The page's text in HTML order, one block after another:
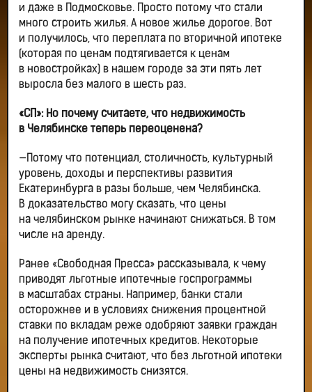
и даже в Подмосковье. Просто потому что стали
много строить жилья. А новое жилье дорогое. Вот
и получилось, что переплата по вторичной ипотеке
(которая по ценам подтягивается к ценам
в новостройках) в нашем городе за эти пять лет
выросла без малого в шесть раз.
«СП»: Но почему считаете, что недвижимость
в Челябинске теперь переоценена?
—Потому что потенциал, столичность, культурный
уровень, доходы и перспективы развития
Екатеринбурга в разы больше, чем Челябинска.
В доказательство могу сказать, что цены
на челябинском рынке начинают снижаться. В том
числе на аренду.
Ранее «Свободная Пресса» рассказывала, к чему
приводят льготные ипотечные госпрограммы
в масштабах страны. Например, банки стали
осторожнее и в условиях снижения процентной
ставки по вкладам реже одобряют заявки граждан
на получение ипотечных кредитов. Некоторые
эксперты рынка считают, что без льготной ипотеки
цены на недвижимость снизятся.